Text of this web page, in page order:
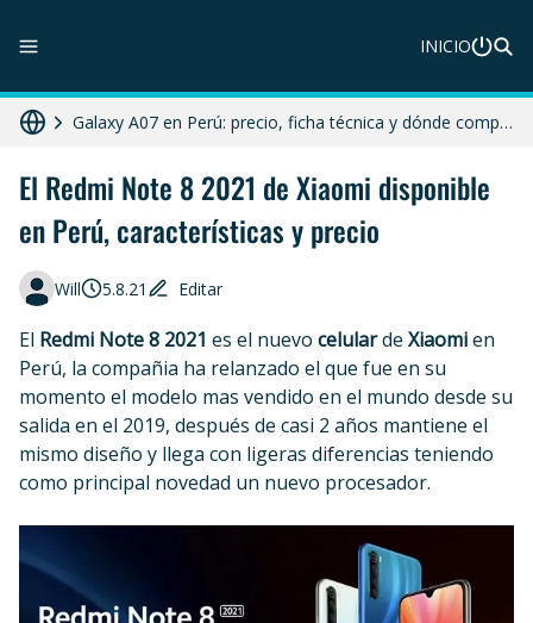
INICIO
Galaxy A07 en Perú: precio, ficha técnica y dónde comprar
El Redmi Note 8 2021 de Xiaomi disponible
en Perú, características y precio
Will 5.8.21 Editar
El Redmi Note 8 2021 es el nuevo celularde Xiaomien
Perú, la compañia ha relanzado el que fue en su
momento el modelo mas vendido en el mundo desde su
salida en el 2019, después de casi 2 años mantiene el
mismo diseño y llega con ligeras diferencias teniendo
como principal novedad un nuevo procesador.